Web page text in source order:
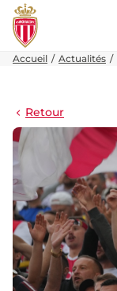
Accueil Actualités
Retour